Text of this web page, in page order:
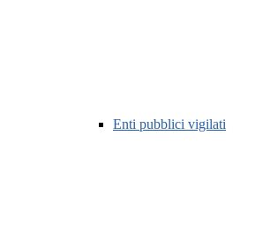
Enti pubblici vigilati